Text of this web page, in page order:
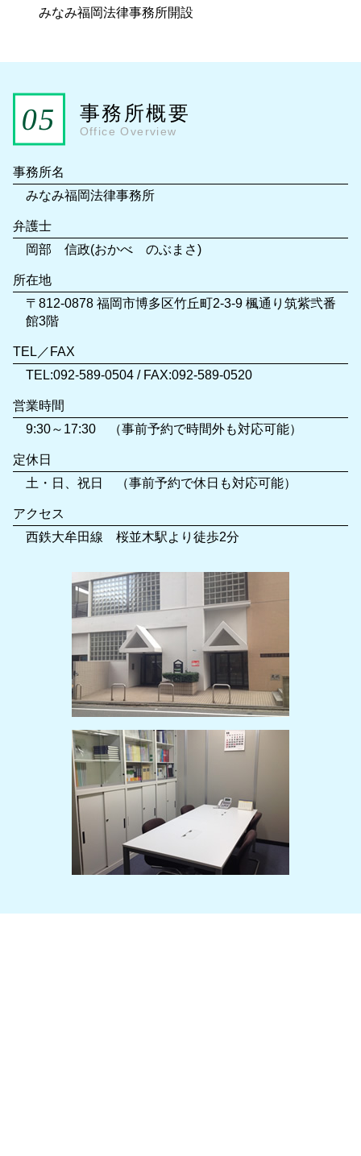
みなみ福岡法律事務所開設
事務所概要
Office Overview
事務所名
みなみ福岡法律事務所
弁護士
岡部 信政(おかべ のぶまさ)
所在地
〒812-0878 福岡市博多区竹丘町2-3-9 楓通り筑紫弐番
館3階
TEL／FAX
TEL:092-589-0504 / FAX:092-589-0520
営業時間
9:30～17:30 （事前予約で時間外も対応可能）
定休日
土・日、祝日 （事前予約で休日も対応可能）
アクセス
西鉄大牟田線 桜並木駅より徒歩2分